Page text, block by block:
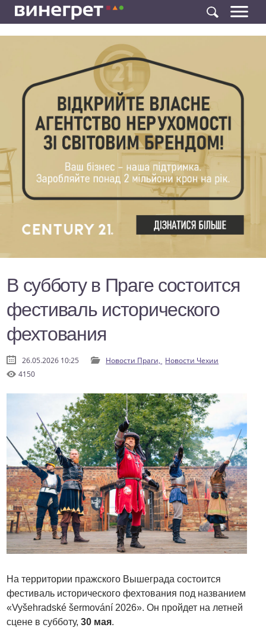
В субботу в Праге состоится
фестиваль исторического
фехтования
26.05.2026 10:25 Новости Праги, Новости Чехии
4150
На территории пражского Вышеграда состоится
фестиваль исторического фехтования под названием
«Vyšehradské šermování 2026». Он пройдет на летней
сцене в субботу,30 мая.